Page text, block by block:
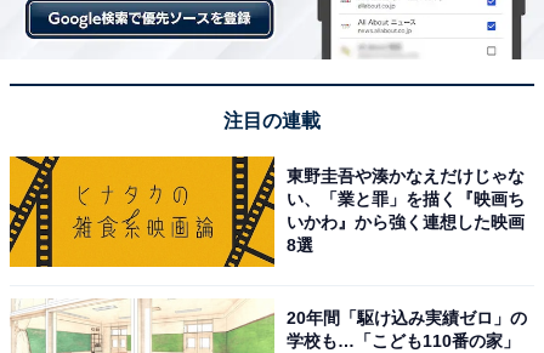
注目の連載
東野圭吾や湊かなえだけじゃな
い、「業と罪」を描く『映画ち
いかわ』から強く連想した映画
8選
20年間「駆け込み実績ゼロ」の
学校も…「こども110番の家」